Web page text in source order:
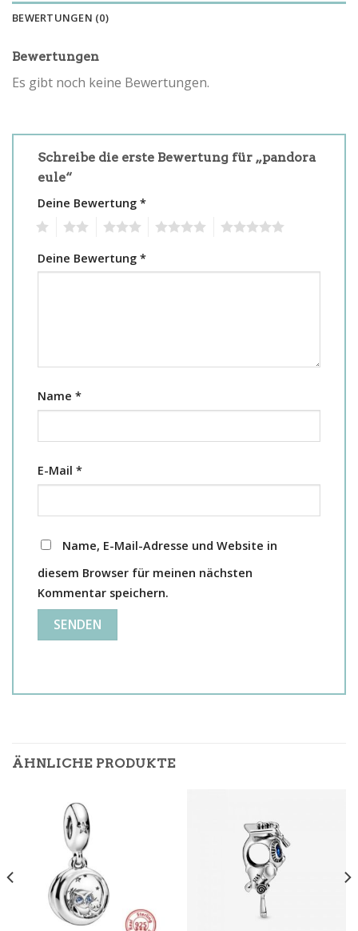
BEWERTUNGEN (0)
Bewertungen
Es gibt noch keine Bewertungen.
Schreibe die erste Bewertung für „pandora
eule“
Deine Bewertung *
Deine Bewertung *
Name *
E-Mail *
Name, E-Mail-Adresse und Website in
diesem Browser für meinen nächsten
Kommentar speichern.
ÄHNLICHE PRODUKTE